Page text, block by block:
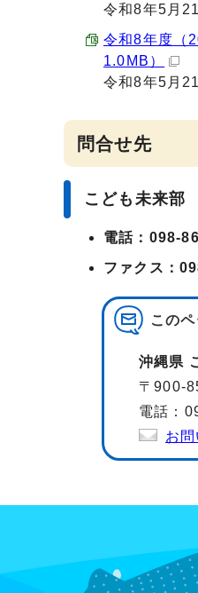
令和8年5月
令和8年度（
1.0MB）
令和8年5月
問合せ先
こども未来
電話：098-
ファクス：
この
沖縄県
〒900-
電話：
お